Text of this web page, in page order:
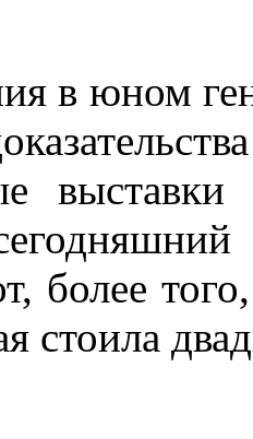
в юном
более
стоила